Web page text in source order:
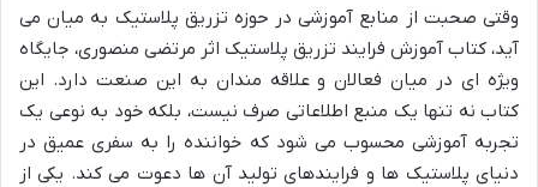
وقتی صحبت از منابع آموزشی در حوزه تزریق پلاستیک به میان می
آید، کتاب آموزش فرایند تزریق پلاستیک اثر مرتضی منصوری، جایگاه
ویژه ای در میان فعالان و علاقه مندان به این صنعت دارد. این
کتاب نه تنها یک منبع اطلاعاتی صرف نیست، بلکه خود به نوعی یک
تجربه آموزشی محسوب می شود که خواننده را به سفری عمیق در
دنیای پلاستیک ها و فرایندهای تولید آن ها دعوت می کند. یکی از